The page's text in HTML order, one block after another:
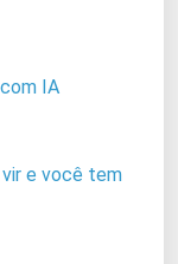
IA
e você tem